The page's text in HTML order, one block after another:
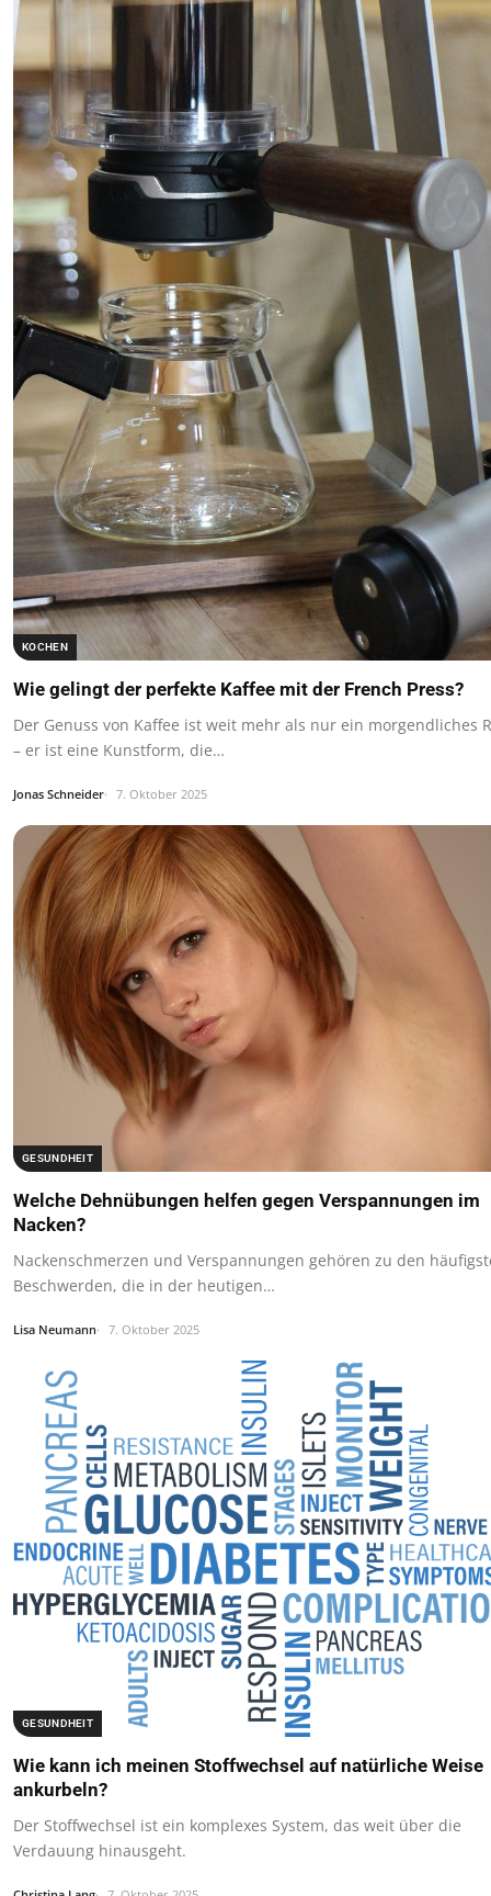
KOCHEN
Wie gelingt der perfekte Kaffee mit der French Press?
Der Genuss von Kaffee ist weit mehr als nur ein morgendliches
– er ist eine Kunstform, die…
Jonas Schneider 7. Oktober 2025
GESUNDHEIT
Welche Dehnübungen helfen gegen Verspannungen im
Nacken?
Nackenschmerzen und Verspannungen gehören zu den
Beschwerden, die in der heutigen…
Lisa Neumann 7. Oktober 2025
GESUNDHEIT
Wie kann ich meinen Stoffwechsel auf natürliche Weise
ankurbeln?
Der Stoffwechsel ist ein komplexes System, das weit über die
Verdauung hinausgeht.